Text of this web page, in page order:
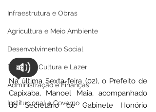
Infraestrutura e Obras
Agricultura e Meio Ambiente
Desenvolvimento Social
Desporto Cultura e Lazer
Administração e Finanças
Institucional e Governo
Na última Sexta-feira (02), o Prefeito de
Capixaba, Manoel Maia, acompanhado
do Secretário de Gabinete Honório